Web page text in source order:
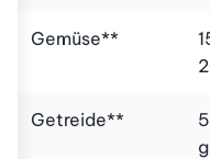
Gemüse**
Getreide**
g